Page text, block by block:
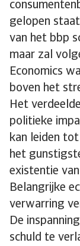
gelopen
van het bbp
maar zal
Economics
boven het
Het
politieke
kan leiden
het
existentie
Belangrijke
verwarring
De
schuld te